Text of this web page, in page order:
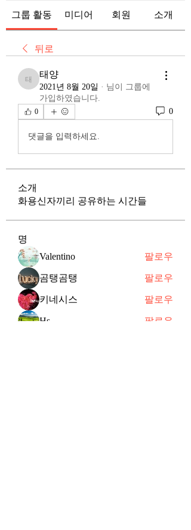
그룹 활동 미디어 회원 소개
뒤로
태양
태양
2021년 8월 20일 · 님이 그룹에
가입하였습니다.
0 0
댓글을 입력하세요.
소개
화용신자끼리 공유하는 시간들
명
Valentino 팔로우
곰탱곰탱 팔로우
키네시스 팔로우
Hs 팔로우